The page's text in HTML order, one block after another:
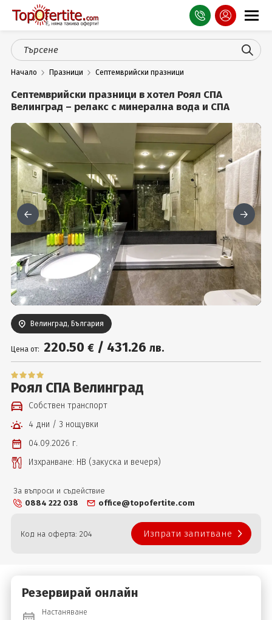
Оферти
СПА
Планина
Море
Чужбина
Празници
Турция
Гърция
Услуги
Вход
Начало Празници Септемврийски празници
Септемврийски празници в хотел Роял СПА
Велинград – релакс с минерална вода и СПА
Велинград, България
Цена от: 220.50 € / 431.26 лв.
Роял СПА Велинград
Собствен транспорт
4 дни / 3 нощувки
04.09.2026 г.
Изхранване: НВ (закуска и вечеря)
За въпроси и съдействие
0884 222 038
office@topofertite.com
Код на оферта: 204 Изпрати запитване
Резервирай онлайн
Настаняване